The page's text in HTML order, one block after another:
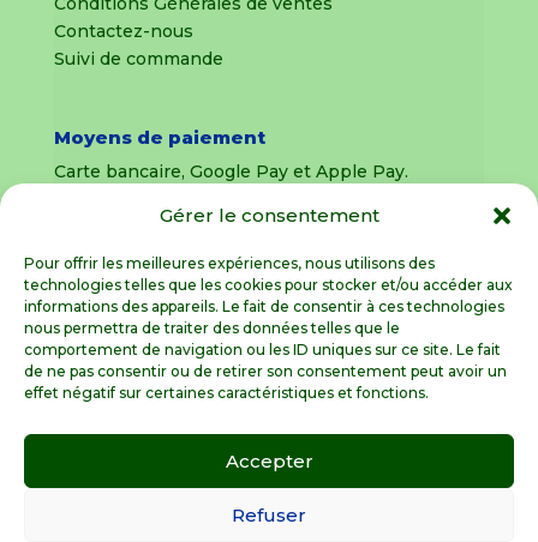
Gérer le consentement
Pour offrir les meilleures expériences, nous utilisons des
technologies telles que les cookies pour stocker et/ou accéder aux
informations des appareils. Le fait de consentir à ces technologies
nous permettra de traiter des données telles que le
comportement de navigation ou les ID uniques sur ce site. Le fait
de ne pas consentir ou de retirer son consentement peut avoir un
effet négatif sur certaines caractéristiques et fonctions.
Accepter
Refuser
Contactez-nous
Suivi de commande
Moyens de paiement
Carte bancaire, Google Pay et Apple Pay.
uniquement
Livraison sous 8 jours pour les pièces
détachées
Livraisons sous 15 jours pour les outillages de
jardin (sous réserve de stock disponible)
en France Métropolitaine